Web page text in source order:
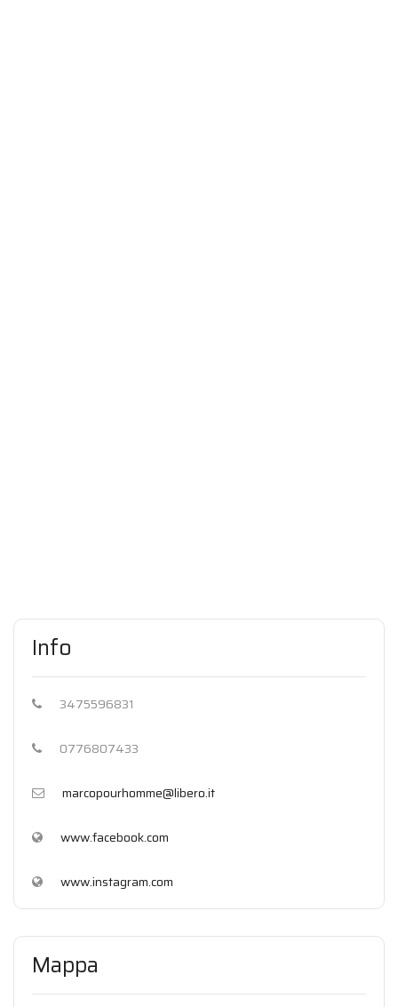
Info
3475596831
0776807433
marcopourhomme@libero.it
www.facebook.com
www.instagram.com
Mappa